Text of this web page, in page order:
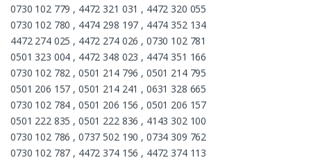
0730 102 779 , 4472 321 031 , 4472 320 055
0730 102 780 , 4474 298 197 , 4474 352 134
4472 274 025 , 4472 274 026 , 0730 102 781
0501 323 004 , 4472 348 023 , 4474 351 166
0730 102 782 , 0501 214 796 , 0501 214 795
0501 206 157 , 0501 214 241 , 0631 328 665
0730 102 784 , 0501 206 156 , 0501 206 157
0501 222 835 , 0501 222 836 , 4143 302 100
0730 102 786 , 0737 502 190 , 0734 309 762
0730 102 787 , 4472 374 156 , 4472 374 113